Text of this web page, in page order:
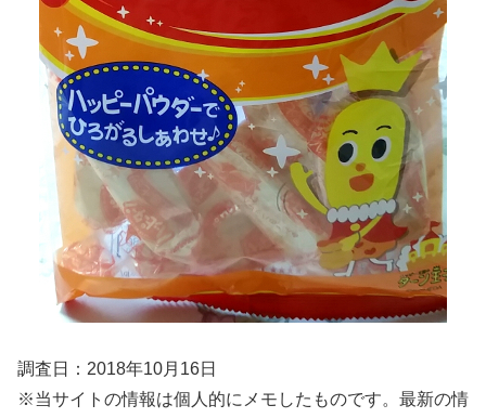
調査日：2018年10月16日
※当サイトの情報は個人的にメモしたものです。最新の情